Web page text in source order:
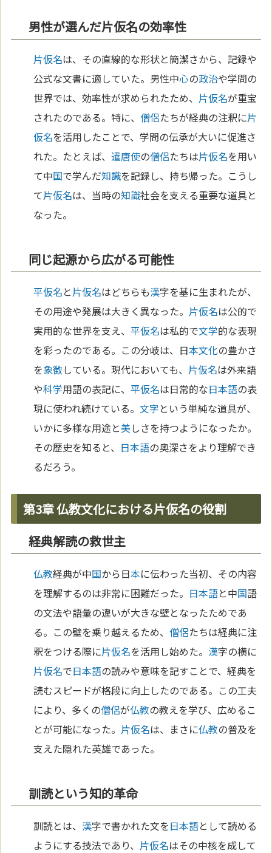
男性が選んだ片仮名の効率性
片仮名は、その直線的な形状と簡潔さから、記録や
公式な文書に適していた。男性中心の政治や学問の
世界では、効率性が求められたため、 片仮名が重宝
されたのである。特に、僧侶たちが経典の注釈に片
仮名を活用したことで、学問の伝承が大いに促進さ
れた。たとえば、遣唐使の僧侶たちは片仮名を用い
て中国で学んだ知識を記録し、持ち帰った。こうし
て片仮名は、当時の知識社会を支える重要な道具と
なった。
同じ起源から広がる可能性
平仮名と片仮名はどちらも漢字を基に生まれたが、
その用途や発展は大きく異なった。 片仮名は公的で
実用的な世界を支え、平仮名は私的で文学的な表現
を彩ったのである。この分岐は、日本文化の豊かさ
を象徴している。現代においても、 片仮名は外来語
や科学用語の表記に、平仮名は日常的な日本語の表
現に使われ続けている。文字という単純な道具が、
いかに多様な用途と美しさを持つようになったか。
その歴史を知ると、 日本語の奥深さをより理解でき
るだろう。
第3章 仏教文化における片仮名の役割
経典解読の救世主
仏教経典が中国から日本に伝わった当初、その内容
を理解するのは非常に困難だった。 日本語と中国語
の文法や語彙の違いが大きな壁となったためであ
る。この壁を乗り越えるため、僧侶たちは経典に注
釈をつける際に片仮名を活用し始めた。 漢字の横に
片仮名で日本語の読みや意味を記すことで、経典を
読むスピードが格段に向上したのである。この工夫
により、多くの僧侶が仏教の教えを学び、広めるこ
とが可能になった。 片仮名は、まさに仏教の普及を
支えた隠れた英雄であった。
訓読という知的革命
訓読とは、 漢字で書かれた文を日本語として読める
ようにする技法であり、 片仮名はその中核を成して